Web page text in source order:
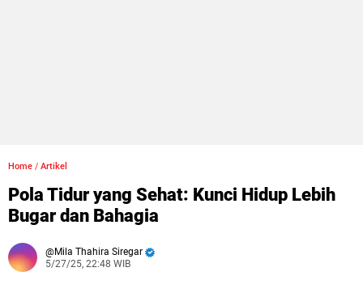
Home / Artikel
Pola Tidur yang Sehat: Kunci Hidup Lebih
Bugar dan Bahagia
Mila Thahira Siregar
5/27/25, 22:48 WIB